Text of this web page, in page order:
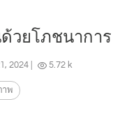
วยโภชนาการ
2024 5.72 k
าพ